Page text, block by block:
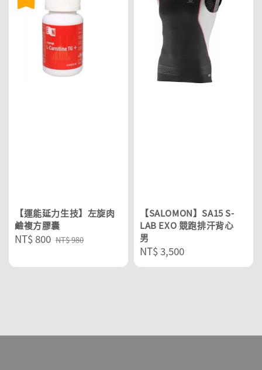
【運能延力生技】左旋肉
鹼複方膠囊
Sale
NT$ 800 Regular
NT$ 980
【SALOMON】SA15 S-
LAB EXO 競跑排汗背心
男
Regular
price
NT$ 3,500